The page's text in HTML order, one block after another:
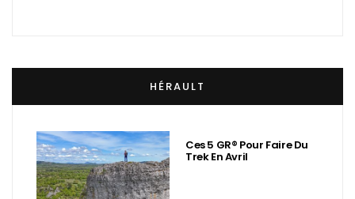
HÉRAULT
Ces 5 GR® Pour Faire Du
Trek En Avril